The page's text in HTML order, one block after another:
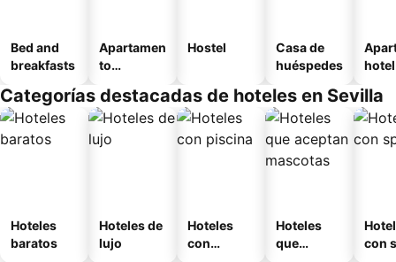
Bed and
breakfasts
Apartamen
to
o
Hostel
Casa de
huéspedes
hotel
Categorías destacadas de hoteles en Sevilla
Hoteles
baratos
Hoteles de
lujo
Hoteles
con
Hoteles
que
con